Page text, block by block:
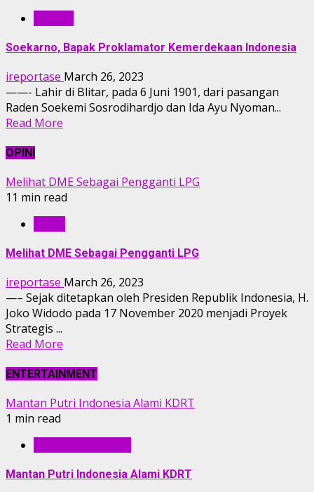
Soekarno, Bapak Proklamator Kemerdekaan Indonesia
ireportase March 26, 2023
——- Lahir di Blitar, pada 6 Juni 1901, dari pasangan
Raden Soekemi Sosrodihardjo dan Ida Ayu Nyoman...
Read More
OPINI
Melihat DME Sebagai Pengganti LPG
11 min read
Melihat DME Sebagai Pengganti LPG
ireportase March 26, 2023
—– Sejak ditetapkan oleh Presiden Republik Indonesia, H.
Joko Widodo pada 17 November 2020 menjadi Proyek
Strategis ...
Read More
ENTERTAINMENT
Mantan Putri Indonesia Alami KDRT
1 min read
Mantan Putri Indonesia Alami KDRT